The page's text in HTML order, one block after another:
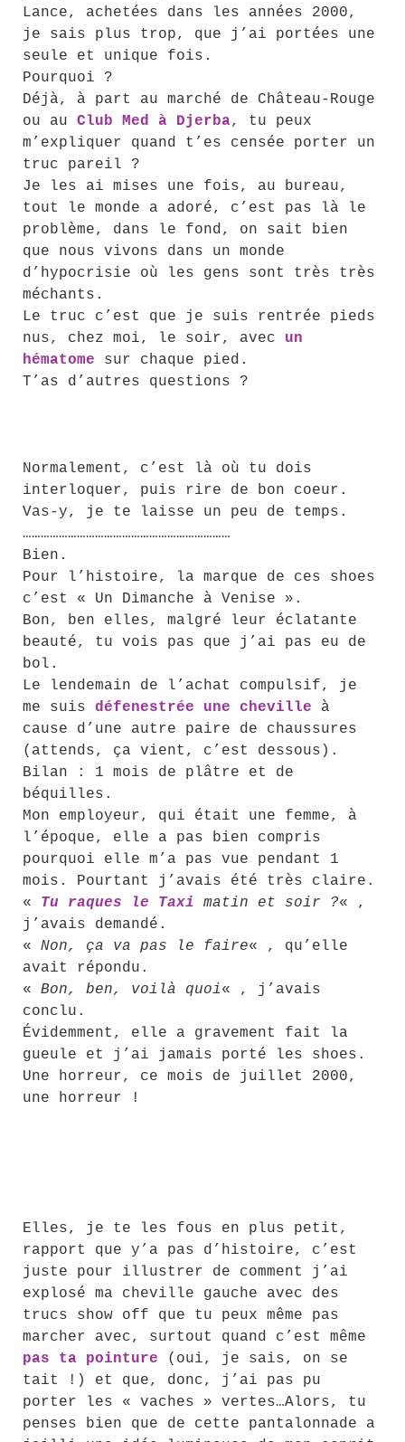
Lance, achetées dans les années 2000,
je sais plus trop, que j’ai portées une
seule et unique fois.
Pourquoi ?
Déjà, à part au marché de Château-Rouge
ou au Club Med à Djerba, tu peux
m’expliquer quand t’es censée porter un
truc pareil ?
Je les ai mises une fois, au bureau,
tout le monde a adoré, c’est pas là le
problème, dans le fond, on sait bien
que nous vivons dans un monde
d’hypocrisie où les gens sont très très
méchants.
Le truc c’est que je suis rentrée pieds
nus, chez moi, le soir, avec un
hématome sur chaque pied.
T’as d’autres questions ?
Normalement, c’est là où tu dois
interloquer, puis rire de bon coeur.
Vas-y, je te laisse un peu de temps.
……………………………………………………………
Bien.
Pour l’histoire, la marque de ces shoes
c’est « Un Dimanche à Venise ».
Bon, ben elles, malgré leur éclatante
beauté, tu vois pas que j’ai pas eu de
bol.
Le lendemain de l’achat compulsif, je
me suis défenestrée une cheville à
cause d’une autre paire de chaussures
(attends, ça vient, c’est dessous).
Bilan : 1 mois de plâtre et de
béquilles.
Mon employeur, qui était une femme, à
l’époque, elle a pas bien compris
pourquoi elle m’a pas vue pendant 1
mois. Pourtant j’avais été très claire.
« Tu raques le Taxi matin et soir ?« ,
j’avais demandé.
« Non, ça va pas le faire« , qu’elle
avait répondu.
« Bon, ben, voilà quoi« , j’avais
conclu.
Évidemment, elle a gravement fait la
gueule et j’ai jamais porté les shoes.
Une horreur, ce mois de juillet 2000,
une horreur !
Elles, je te les fous en plus petit,
rapport que y’a pas d’histoire, c’est
juste pour illustrer de comment j’ai
explosé ma cheville gauche avec des
trucs show off que tu peux même pas
marcher avec, surtout quand c’est même
pas ta pointure (oui, je sais, on se
tait !) et que, donc, j’ai pas pu
porter les « vaches » vertes…Alors, tu
penses bien que de cette pantalonnade a